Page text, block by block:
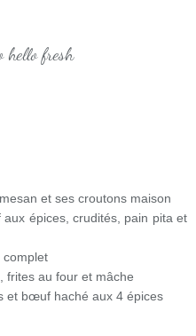
et ses croutons maison
épices, crudités, pain pita et
complet
frites au four et mâche
et bœuf haché aux 4 épices